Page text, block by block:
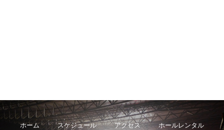
ホーム スケジュール アクセス ホールレンタル